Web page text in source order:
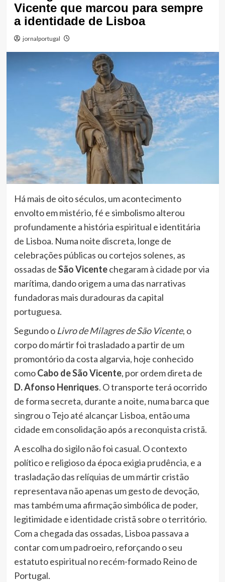
Vicente que marcou para sempre
a identidade de Lisboa
jornalportugal
Há mais de oito séculos, um acontecimento
envolto em mistério, fé e simbolismo alterou
profundamente a história espiritual e identitária
de Lisboa. Numa noite discreta, longe de
celebrações públicas ou cortejos solenes, as
ossadas deSão Vicentechegaram à cidade por via
marítima, dando origem a uma das narrativas
fundadoras mais duradouras da capital
portuguesa.
Segundo o Livro de Milagres de São Vicente, o
corpo do mártir foi trasladado a partir de um
promontório da costa algarvia, hoje conhecido
comoCabo de São Vicente, por ordem direta de
D. Afonso Henriques. O transporte terá ocorrido
de forma secreta, durante a noite, numa barca que
singrou o Tejo até alcançar Lisboa, então uma
cidade em consolidação após a reconquista cristã.
A escolha do sigilo não foi casual. O contexto
político e religioso da época exigia prudência, e a
trasladação das relíquias de um mártir cristão
representava não apenas um gesto de devoção,
mas também uma afirmação simbólica de poder,
legitimidade e identidade cristã sobre o território.
Com a chegada das ossadas, Lisboa passava a
contar com um padroeiro, reforçando o seu
estatuto espiritual no recém-formado Reino de
Portugal.